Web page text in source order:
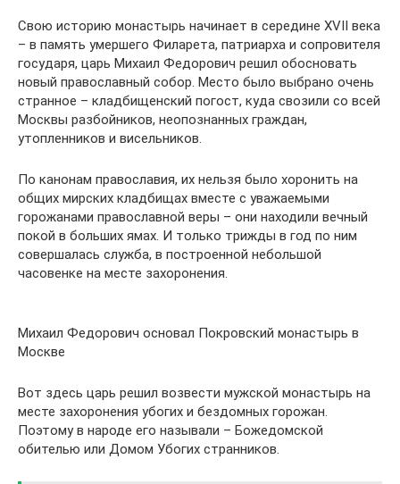
Свою историю монастырь начинает в середине XVII века
– в память умершего Филарета, патриарха и сопровителя
государя, царь Михаил Федорович решил обосновать
новый православный собор. Место было выбрано очень
странное – кладбищенский погост, куда свозили со всей
Москвы разбойников, неопознанных граждан,
утопленников и висельников.
По канонам православия, их нельзя было хоронить на
общих мирских кладбищах вместе с уважаемыми
горожанами православной веры – они находили вечный
покой в больших ямах. И только трижды в год по ним
совершалась служба, в построенной небольшой
часовенке на месте захоронения.
Михаил Федорович основал Покровский монастырь в
Москве
Вот здесь царь решил возвести мужской монастырь на
месте захоронения убогих и бездомных горожан.
Поэтому в народе его называли – Божедомской
обителью или Домом Убогих странников.